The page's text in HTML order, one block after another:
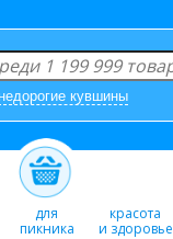
недорогие кувшины
для
пикника
красота
и здоровье